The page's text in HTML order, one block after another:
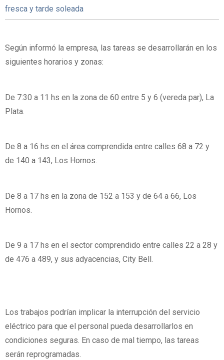
fresca y tarde soleada
Según informó la empresa, las tareas se desarrollarán en los
siguientes horarios y zonas:
De 7:30 a 11 hs en la zona de 60 entre 5 y 6 (vereda par), La
Plata.
De 8 a 16 hs en el área comprendida entre calles 68 a 72 y
de 140 a 143, Los Hornos.
De 8 a 17 hs en la zona de 152 a 153 y de 64 a 66, Los
Hornos.
De 9 a 17 hs en el sector comprendido entre calles 22 a 28 y
de 476 a 489, y sus adyacencias, City Bell.
Los trabajos podrían implicar la interrupción del servicio
eléctrico para que el personal pueda desarrollarlos en
condiciones seguras. En caso de mal tiempo, las tareas
serán reprogramadas.